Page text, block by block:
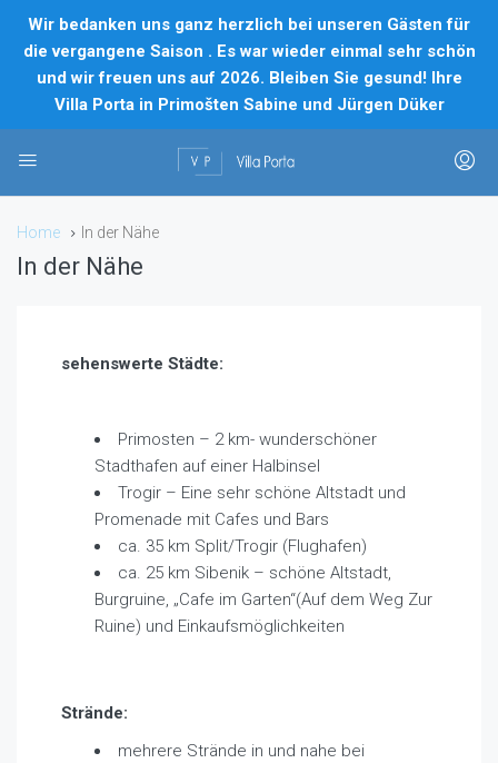
Wir bedanken uns ganz herzlich bei unseren Gästen für
die vergangene Saison . Es war wieder einmal sehr schön
und wir freuen uns auf 2026. Bleiben Sie gesund! Ihre
Villa Porta in Primošten Sabine und Jürgen Düker
Home In der Nähe
In der Nähe
sehenswerte Städte:
Primosten – 2 km- wunderschöner
Stadthafen auf einer Halbinsel
Trogir – Eine sehr schöne Altstadt und
Promenade mit Cafes und Bars
ca. 35 km Split/Trogir (Flughafen)
ca. 25 km Sibenik – schöne Altstadt,
Burgruine, „Cafe im Garten“(Auf dem Weg Zur
Ruine) und Einkaufsmöglichkeiten
Strände:
mehrere Strände in und nahe bei